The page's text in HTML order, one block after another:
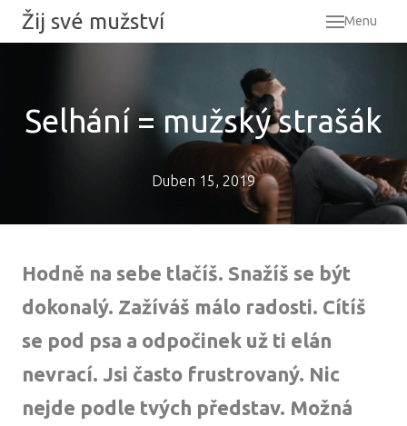
Menu
Žij své mužství
O
Blog
Selhání = mužský strašák
Duben 15, 2019
Hodně na sebe tlačíš. Snažíš se být
dokonalý. Zažíváš málo radosti. Cítíš
se pod psa a odpočinek už ti elán
nevrací. Jsi často frustrovaný. Nic
nejde podle tvých představ. Možná